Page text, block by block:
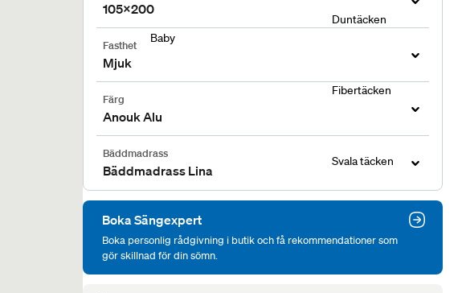
Baby
Duntäcken
Fibertäcken
Svala täcken
105x200
Fasthet
Mjuk
Färg
Anouk Alu
Bäddmadrass
Bäddmadrass Lina
Boka Sängexpert
Boka personlig rådgivning i butik och få rekommendationer som
gör skillnad för din sömn.